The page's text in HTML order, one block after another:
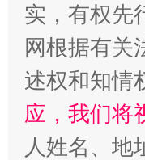
“蜀中异人”王
实，有权先
网根据有关
述权和知情
应，我们将
人姓名、地